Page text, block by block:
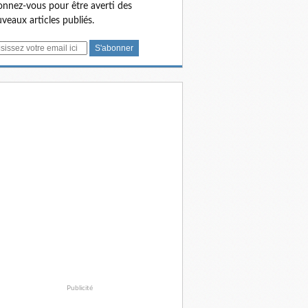
vous pour être averti des
articles publiés.
Publicité